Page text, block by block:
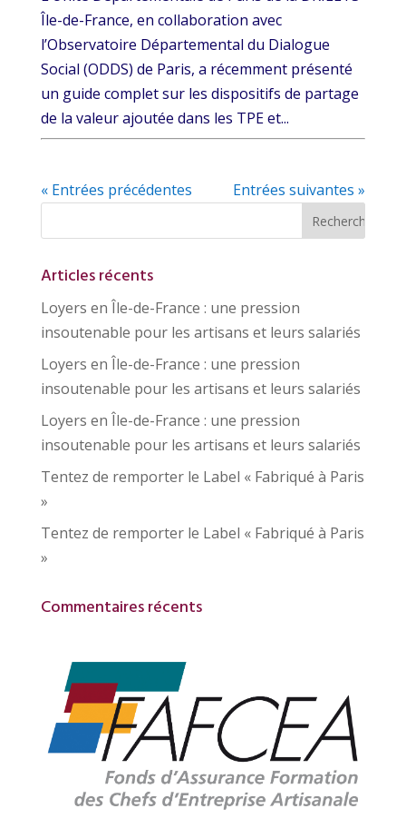
Île-de-France, en collaboration avec
l’Observatoire Départemental du Dialogue
Social (ODDS) de Paris, a récemment présenté
un guide complet sur les dispositifs de partage
de la valeur ajoutée dans les TPE et...
« Entrées précédentes Entrées suivantes »
Articles récents
Loyers en Île-de-France : une pression
insoutenable pour les artisans et leurs salariés
Loyers en Île-de-France : une pression
insoutenable pour les artisans et leurs salariés
Loyers en Île-de-France : une pression
insoutenable pour les artisans et leurs salariés
Tentez de remporter le Label « Fabriqué à Paris
»
Tentez de remporter le Label « Fabriqué à Paris
»
Commentaires récents